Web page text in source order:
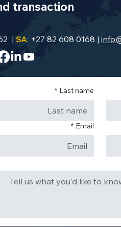
transaction
| SA: +27 82 608 0168 |
Last name
*
Email
*